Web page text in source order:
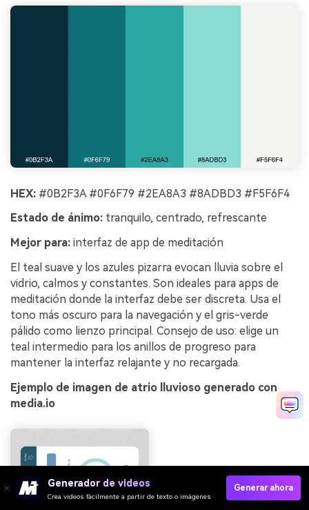
HEX: #0B2F3A #0F6F79 #2EA8A3 #8ADBD3 #F5F6F4
Estado de ánimo: tranquilo, centrado, refrescante
Mejor para: interfaz de app de meditación
El teal suave y los azules pizarra evocan lluvia sobre el
vidrio, calmos y constantes. Son ideales para apps de
meditación donde la interfaz debe ser discreta. Usa el
tono más oscuro para la navegación y el gris-verde
pálido como lienzo principal. Consejo de uso: elige un
teal intermedio para los anillos de progreso para
mantener la interfaz relajante y no recargada.
Ejemplo de imagen de atrio lluvioso generado con
media.io
Generador de videos
Crea videos fácilmente a partir de texto o imágenes
Generar ahora